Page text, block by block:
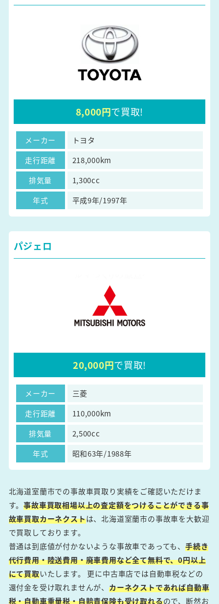
8,000円で買取!
メーカー
トヨタ
走行距離
218,000km
排気量
1,300cc
年式
平成9年/1997年
パジェロ
20,000円で買取!
メーカー
三菱
走行距離
110,000km
排気量
2,500cc
年式
昭和63年/1988年
北海道室蘭市での事故車買取り実績をご確認いただけま
す。事故車買取相場以上の査定額をつけることができる事
故車買取カーネクストは、北海道室蘭市の事故車を大歓迎
で買取しております。
普通は到底値が付かないような事故車であっても、手続き
代行費用・陸送費用・廃車費用など全て無料で、0円以上
にて買取いたします。 更に中古車店では自動車税などの
還付金を受け取れませんが、カーネクストであれば自動車
税・自動車重量税・自賠責保険も受け取れるので、断然お